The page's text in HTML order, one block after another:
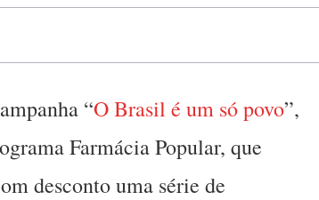
“O Brasil é um só povo”,
Farmácia Popular, que
desconto uma série de